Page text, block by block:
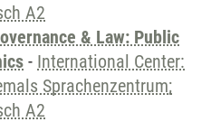
A2
& Law: Public
- International Center:
Sprachenzentrum;
A2